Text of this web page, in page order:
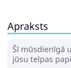
Apraksts
Šī mūsdienīgā
jūsu telpas